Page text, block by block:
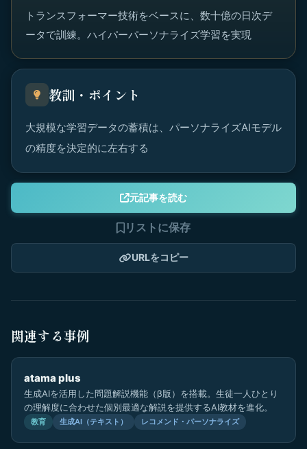
トランスフォーマー技術をベースに、数十億の日次デ
ータで訓練。ハイパーパーソナライズ学習を実現
教訓・ポイント
大規模な学習データの蓄積は、パーソナライズAIモデル
の精度を決定的に左右する
元記事を読む
リストに保存
URLをコピー
関連する事例
atama plus
生成AIを活用した問題解説機能（β版）を搭載。生徒一人ひとり
の理解度に合わせた個別最適な解説を提供するAI教材を進化。
教育 生成AI（テキスト） レコメンド・パーソナライズ